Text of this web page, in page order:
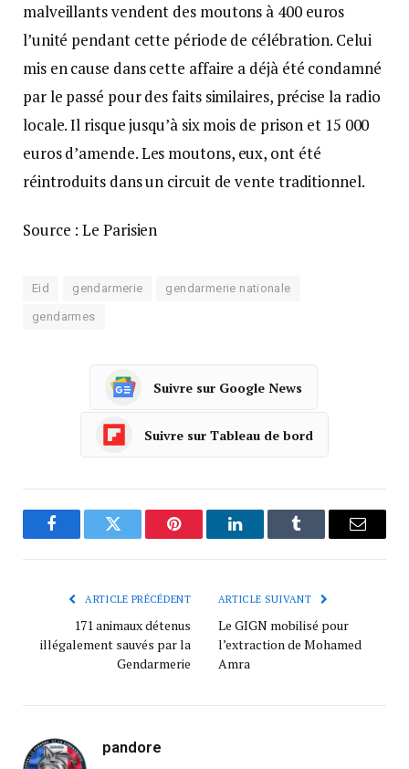
malveillants vendent des moutons à 400 euros
l’unité pendant cette période de célébration. Celui
mis en cause dans cette affaire a déjà été condamné
par le passé pour des faits similaires, précise la radio
locale. Il risque jusqu’à six mois de prison et 15 000
euros d’amende. Les moutons, eux, ont été
réintroduits dans un circuit de vente traditionnel.
Source : Le Parisien
Eid gendarmerie gendarmerie nationale
gendarmes
Suivre sur Google News
Suivre sur Tableau de bord
FacebookTwitter Pinterest LinkedInTumblr
ARTICLE PRÉCÉDENT
171 animaux détenus
illégalement sauvés par la
Gendarmerie
ARTICLE SUIVANT
Le GIGN mobilisé pour
l’extraction de Mohamed
Amra
pandore